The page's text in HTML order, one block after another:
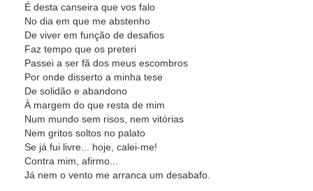
É desta canseira que vos falo
No dia em que me abstenho
De viver em função de desafios
Faz tempo que os preteri
Passei a ser fã dos meus escombros
Por onde disserto a minha tese
De solidão e abandono
À margem do que resta de mim
Num mundo sem risos, nem vitórias
Nem gritos soltos no palato
Se já fui livre... hoje, calei-me!
Contra mim, afirmo...
Já nem o vento me arranca um desabafo.